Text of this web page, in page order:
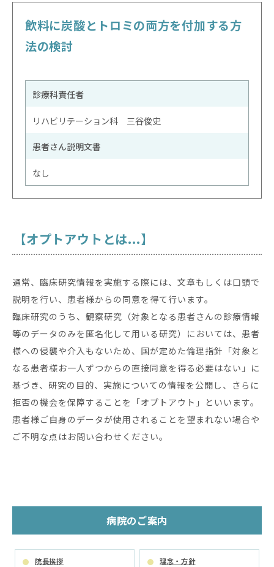
飲料に炭酸とトロミの両方を付加する方
法の検討
診療科責任者
リハビリテーション科 三谷俊史
患者さん説明文書
なし
【オプトアウトとは...】
通常、臨床研究情報を実施する際には、文章もしくは口頭で
説明を行い、患者様からの同意を得て行います。
臨床研究のうち、観察研究（対象となる患者さんの診療情報
等のデータのみを匿名化して用いる研究）においては、患者
様への侵襲や介入もないため、国が定めた倫理指針「対象と
なる患者様お一人ずつからの直接同意を得る必要はない」に
基づき、研究の目的、実施についての情報を公開し、さらに
拒否の機会を保障することを「オプトアウト」といいます。
患者様ご自身のデータが使用されることを望まれない場合や
ご不明な点はお問い合わせください。
病院のご案内
院長挨拶 理念・方針